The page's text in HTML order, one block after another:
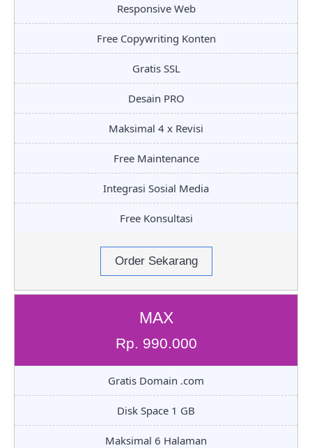
Responsive Web
Free Copywriting Konten
Gratis SSL
Desain PRO
Maksimal 4 x Revisi
Free Maintenance
Integrasi Sosial Media
Free Konsultasi
Order Sekarang
MAX
Rp. 990.000
Gratis Domain .com
Disk Space 1 GB
Maksimal 6 Halaman